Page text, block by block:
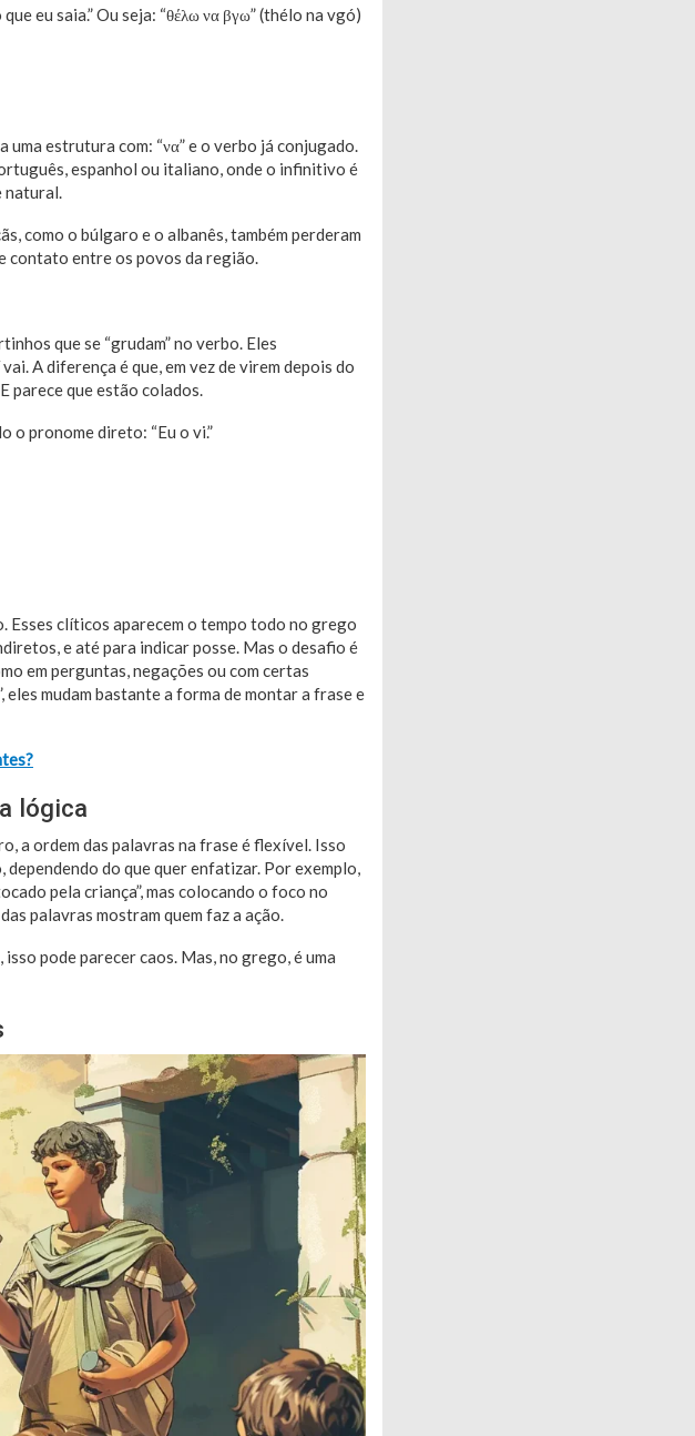
eu saia.” Ou seja: “θέλω να βγω” (thélo na vgó)
estrutura com: “να” e o verbo já conjugado.
espanhol ou italiano, onde o infinitivo é
natural.
como o búlgaro e o albanês, também perderam
contato entre os povos da região.
que se “grudam” no verbo. Eles
vai. A diferença é que, em vez de virem depois do
parece que estão colados.
o pronome direto: “Eu o vi.”
Esses clíticos aparecem o tempo todo no grego
e até para indicar posse. Mas o desafio é
em perguntas, negações ou com certas
mudam bastante a forma de montar a frase e
lógica
a ordem das palavras na frase é flexível. Isso
do que quer enfatizar. Por exemplo,
pela criança”, mas colocando o foco no
palavras mostram quem faz a ação.
pode parecer caos. Mas, no grego, é uma